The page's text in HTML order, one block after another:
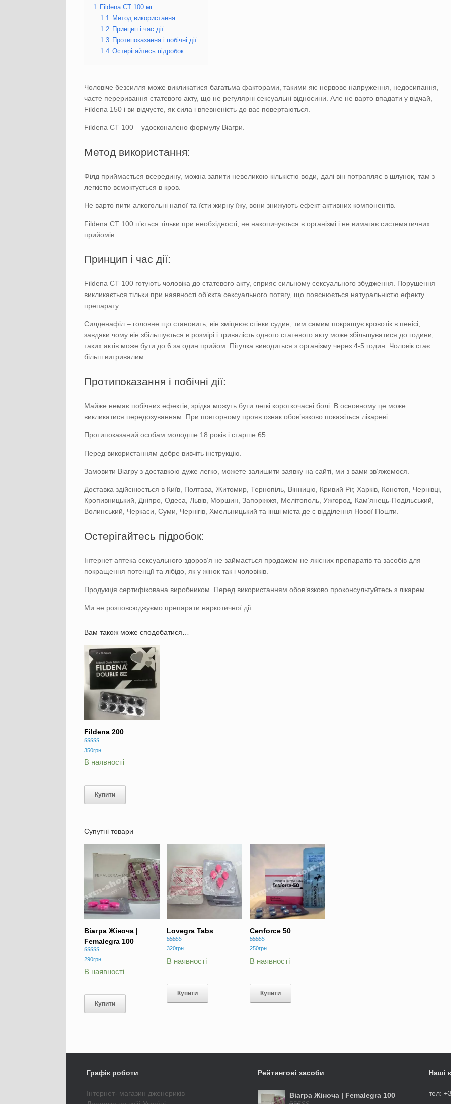
1 Fildena CT 100 мг
1.1 Метод використання:
1.2
Принцип і час дії:
1.3
Протипоказання і побічні дії:
1.4 Остерігайтесь підробок:
Чоловіче безсилля може викликатися багатьма факторами, такими як: нервове напруження, недосипання,
часте переривання статевого акту, що не регулярні сексуальні відносини. Але не варто впадати у відчай,
Fildena 150 і ви відчуєте, як сила і впевненість до вас повертаються.
Fildena CT 100 – удосконалено формулу Віагри.
Метод використання:
Філд приймається всередину, можна запити невеликою кількістю води, далі він потрапляє в шлунок, там з
легкістю всмоктується в кров.
Не варто пити алкогольні напої та їсти жирну їжу, вони знижують ефект активних компонентів.
Fildena CT 100 п’ється тільки при необхідності, не накопичується в організмі і не вимагає систематичних
прийомів.
Принцип і час дії:
Fildena CT 100 готують чоловіка до статевого акту, сприяє сильному сексуального збудження. Порушення
викликається тільки при наявності об’єкта сексуального потягу, що пояснюється натуральністю ефекту
препарату.
Силденафіл – головне що становить, він зміцнює стінки судин, тим самим покращує кровотік в пенісі,
завдяки чому він збільшується в розмірі і тривалість одного статевого акту може збільшуватися до години,
таких актів може бути до 6 за один прийом. Пігулка виводиться з організму через 4-5 годин. Чоловік стає
більш витривалим.
Протипоказання і побічні дії:
Майже немає побічних ефектів, зрідка можуть бути легкі короткочасні болі. В основному це може
викликатися передозуванням. При повторному прояв ознак обов’язково покажіться лікареві.
Протипоказаний особам молодше 18 років і старше 65.
Перед використанням добре вивчіть інструкцію.
Замовити Віагру з доставкою дуже легко, можете залишити заявку на сайті, ми з вами зв’яжемося.
Доставка здійснюється в Київ, Полтава, Житомир, Тернопіль, Вінницю, Кривий Ріг, Харків, Конотоп, Чернівці,
Кропивницький, Дніпро, Одеса, Львів, Моршин, Запоріжжя, Мелітополь, Ужгород, Кам’янець-Подільський,
Волинський, Черкаси, Суми, Чернігів, Хмельницький та інші міста де є відділення Нової Пошти.
Остерігайтесь підробок:
Інтернет аптека сексуального здоров’я не займається продажем не якісних препаратів та засобів для
покращення потенції та лібідо, як у жінок так і чоловіків.
Продукція сертифікована виробником. Перед використанням обов’язково проконсультуйтесь з лікарем.
Ми не розповсюджуємо препарати наркотичної дії
Вам також може сподобатися…
Fildena 200
Оцінено в
5.00
з 5
350грн.
В наявності
Купити
Супутні товари
Віагра Жіноча |
Femalegra 100
Оцінено в
з 5
290грн.
В наявності
Купити
Lovegra Tabs
Оцінено в
з 5
320грн.
В наявності
Купити
Cenforce 50
Оцінено в
з 5
250грн.
В наявності
Купити
Графік роботи
Інтернет- магазин дженериків
Рейтингові засоби
Віагра Жіноча | Femalegra 100
Наші
тел: